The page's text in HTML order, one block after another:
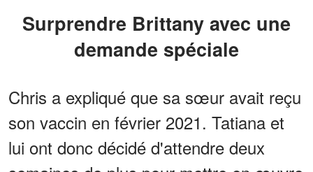
Surprendre Brittany avec une
demande spéciale
Chris a expliqué que sa sœur avait reçu
son vaccin en février 2021. Tatiana et
lui ont donc décidé d'attendre deux